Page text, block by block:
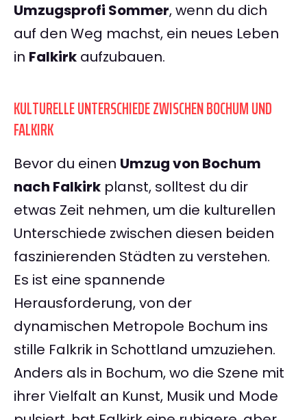
Umzugsprofi Sommer, wenn du dich
auf den Weg machst, ein neues Leben
in Falkirk aufzubauen.
KULTURELLE UNTERSCHIEDE ZWISCHEN BOCHUM UND
FALKIRK
Bevor du einen Umzug von Bochum
nach Falkirk planst, solltest du dir
etwas Zeit nehmen, um die kulturellen
Unterschiede zwischen diesen beiden
faszinierenden Städten zu verstehen.
Es ist eine spannende
Herausforderung, von der
dynamischen Metropole Bochum ins
stille Falkrik in Schottland umzuziehen.
Anders als in Bochum, wo die Szene mit
ihrer Vielfalt an Kunst, Musik und Mode